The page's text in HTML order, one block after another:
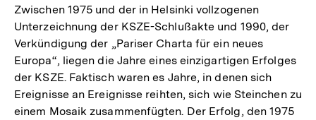
der
Zwischen 1975 und der in Helsinki vollzogenen
Unterzeichnung der KSZE-Schlußakte und 1990, der
Verkündigung der „Pariser Charta für ein neues
Europa“, liegen die Jahre eines einzigartigen Erfolges
der KSZE. Faktisch waren es Jahre, in denen sich
Ereignisse an Ereignisse reihten, sich wie Steinchen zu
einem Mosaik zusammenfügten. Der Erfolg, den 1975